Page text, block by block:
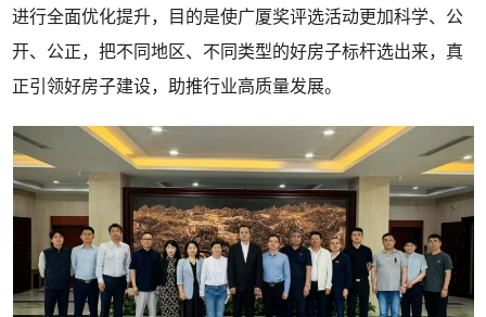
进行全面优化提升，目的是使广厦奖评选活动更加科学、公
开、公正，把不同地区、不同类型的好房子标杆选出来，真
正引领好房子建设，助推行业高质量发展。